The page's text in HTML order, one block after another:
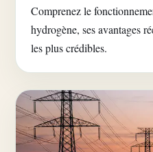
Comprenez le
hydrogène, ses avantages
les plus crédibles.